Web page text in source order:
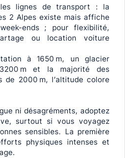
les lignes de transport : la
2 Alpes existe mais affiche
ends ; pour flexibilité,
ou location voiture
à 1650 m, un glacier
m et la majorité des
de 2000 m, l’altitude colore
ni désagréments, adoptez
surtout si vous voyagez
sensibles. La première
physiques intenses et